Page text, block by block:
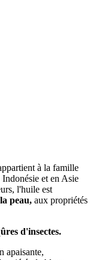
à la famille
et en Asie
l'huile est
peau, aux propriétés
d'insectes.
apaisante,